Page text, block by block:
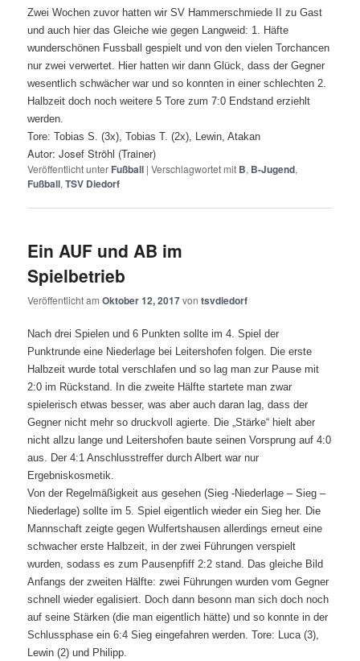
Zwei Wochen zuvor hatten wir SV Hammerschmiede II zu Gast
und auch hier das Gleiche wie gegen Langweid: 1. Häfte
wunderschönen Fussball gespielt und von den vielen Torchancen
nur zwei verwertet. Hier hatten wir dann Glück, dass der Gegner
wesentlich schwächer war und so konnten in einer schlechten 2.
Halbzeit doch noch weitere 5 Tore zum 7:0 Endstand erziehlt
werden.
Tore: Tobias S. (3x), Tobias T. (2x), Lewin, Atakan
Autor: Josef Ströhl (Trainer)
Veröffentlicht unter Fußball |Verschlagwortet mit B, B-Jugend,
Fußball,TSV Diedorf
Ein AUF und AB im
Spielbetrieb
Veröffentlicht amOktober 12, 2017vontsvdiedorf
Nach drei Spielen und 6 Punkten sollte im 4. Spiel der
Punktrunde eine Niederlage bei Leitershofen folgen. Die erste
Halbzeit wurde total verschlafen und so lag man zur Pause mit
2:0 im Rückstand. In die zweite Hälfte startete man zwar
spielerisch etwas besser, was aber auch daran lag, dass der
Gegner nicht mehr so druckvoll agierte. Die „Stärke“ hielt aber
nicht allzu lange und Leitershofen baute seinen Vorsprung auf 4:0
aus. Der 4:1 Anschlusstreffer durch Albert war nur
Ergebniskosmetik.
Von der Regelmäßigkeit aus gesehen (Sieg -Niederlage – Sieg –
Niederlage) sollte im 5. Spiel eigentlich wieder ein Sieg her. Die
Mannschaft zeigte gegen Wulfertshausen allerdings erneut eine
schwacher erste Halbzeit, in der zwei Führungen verspielt
wurden, sodass es zum Pausenpfiff 2:2 stand. Das gleiche Bild
Anfangs der zweiten Hälfte: zwei Führungen wurden vom Gegner
schnell wieder egalisiert. Doch dann besonn man sich doch noch
auf seine Stärken (die man eigentlich hätte) und so konnte in der
Schlussphase ein 6:4 Sieg eingefahren werden. Tore: Luca (3),
Lewin (2) und Philipp.